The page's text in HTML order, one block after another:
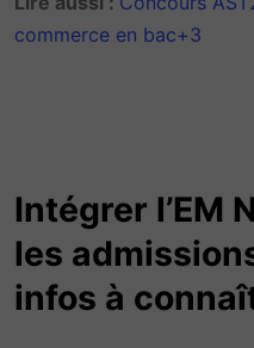
commerce en bac+3
Intégrer l’EM
les
infos à